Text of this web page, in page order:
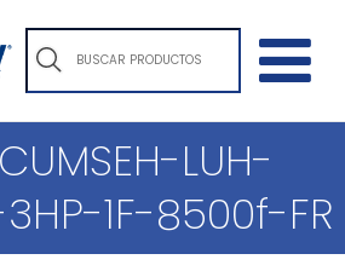
LUH-
1F-8500f-FR